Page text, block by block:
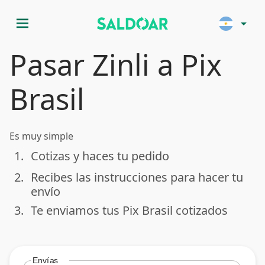
menu arrow_drop_down
Pasar Zinli a Pix
Brasil
Es muy simple
done
1. Cotizas y haces tu pedido
done
2. Recibes las instrucciones para hacer tu
envío
done
3. Te enviamos tus Pix Brasil cotizados
Envías